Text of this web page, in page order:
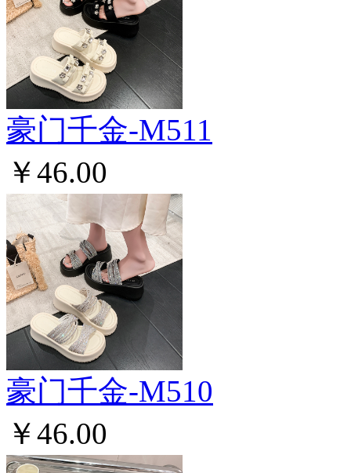
豪门千金-M511
￥46.00
豪门千金-M510
￥46.00